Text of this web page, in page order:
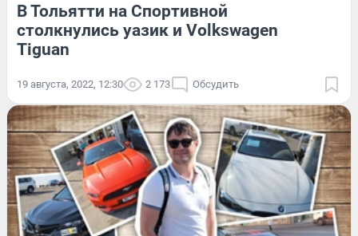
В Тольятти на Спортивной
столкнулись уазик и Volkswagen
Tiguan
19 августа, 2022, 12:30 2 173 Обсудить